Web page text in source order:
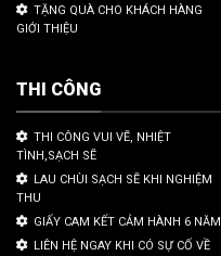
TẶNG QUÀ CHO KHÁCH HÀNG
GIỚI THIỆU
THI CÔNG
THI CÔNG VUI VẼ, NHIỆT
TÌNH,SẠCH SẼ
LAU CHÙI SẠCH SẼ KHI NGHIỆM
THU
GIẤY CAM KẾT CẢM HÀNH 6 NĂM
LIÊN HỆ NGAY KHI CÓ SỰ CỐ VỀ